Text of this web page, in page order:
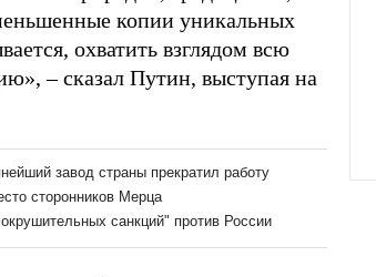
копии уникальных
охватить взглядом всю
– сказал Путин, выступая на